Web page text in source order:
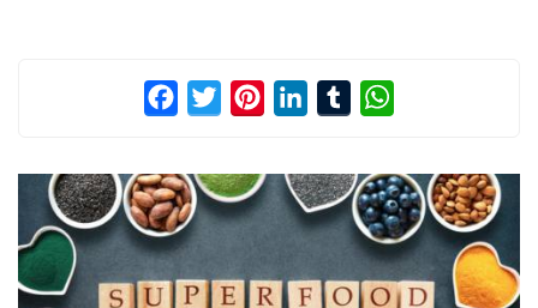
FacebookTwitterPinterestLinkedInTumblr